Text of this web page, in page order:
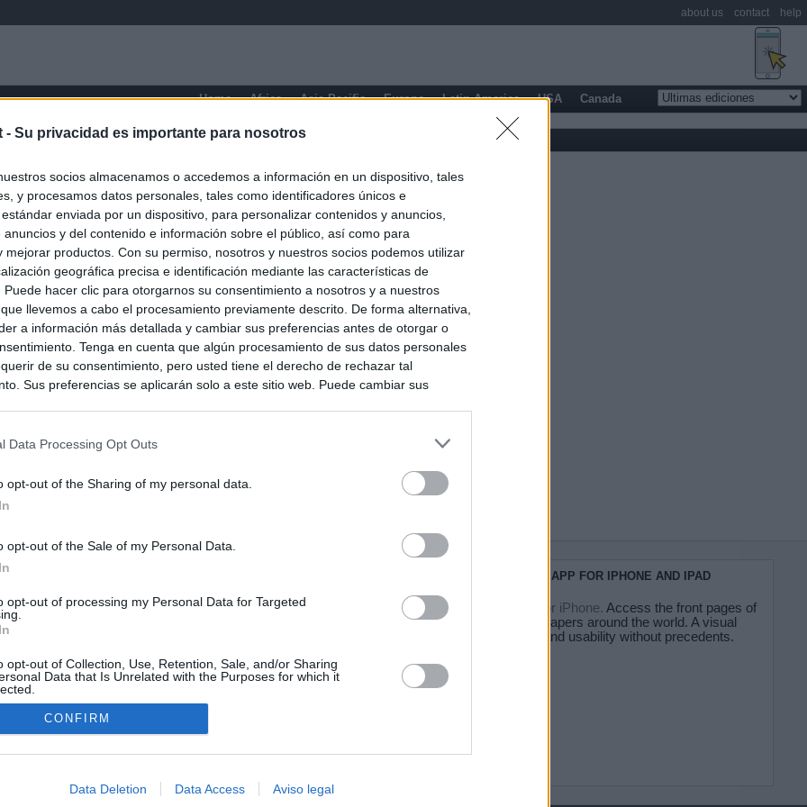
- Su privacidad es importante para nosotros
socios almacenamos o accedemos a información en un dispositivo, tales
y procesamos datos personales, tales como identificadores únicos e
enviada por un dispositivo, para personalizar contenidos y anuncios,
anuncios y del contenido e información sobre el público, así como para
mejorar productos. Con su permiso, nosotros y nuestros socios podemos utilizar
geográfica precisa e identificación mediante las características de
Puede hacer clic para otorgarnos su consentimiento a nosotros y a nuestros
llevemos a cabo el procesamiento previamente descrito. De forma alternativa,
a información más detallada y cambiar sus preferencias antes de otorgar o
Tenga en cuenta que algún procesamiento de sus datos personales
de su consentimiento, pero usted tiene el derecho de rechazar tal
Sus preferencias se aplicarán solo a este sitio web. Puede cambiar sus
Data Processing Opt Outs
opt-out of the Sharing of my personal data.
opt-out of the Sale of my Personal Data.
opt-out of processing my Personal Data for Targeted
opt-out of Collection, Use, Retention, Sale, and/or Sharing
Data that Is Unrelated with the Purposes for which it
CONFIRM
Data Deletion Data Access Aviso legal
Home Africa Asia-Pacific Europe Latin America USA Canada
daily press directory that gives access to the world's largest news
readable image taken from today's frontpage cover of each
KIOSKO.NET APP FOR IPHONE AND IPAD
Kiosko.net for iPhone. Access the front pages of
major newspapers around the world. A visual
experience and usability without precedents.
about us contact help